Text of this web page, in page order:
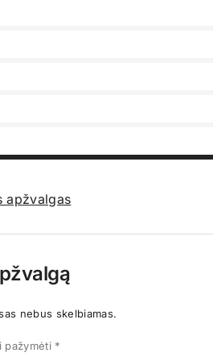
apžvalgas
nebus skelbiamas.
pažymėti *